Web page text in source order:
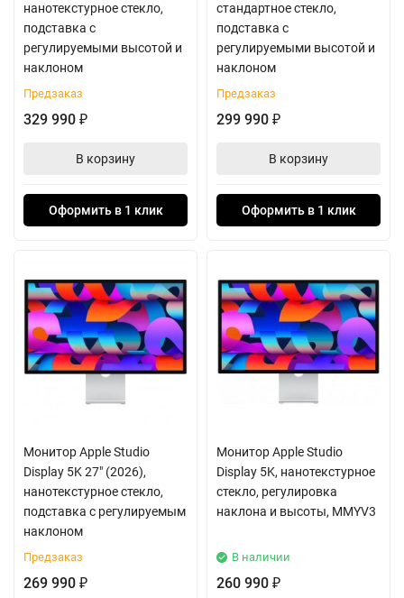
нанотекстурное стекло,
подставка с
регулируемыми высотой и
наклоном
Предзаказ
329 990 ₽
В корзину
Оформить в 1 клик
стандартное стекло,
подставка с
регулируемыми высотой и
наклоном
Предзаказ
299 990 ₽
В корзину
Оформить в 1 клик
Монитор Apple Studio
Display 5K 27" (2026),
нанотекстурное стекло,
подставка с регулируемым
наклоном
Предзаказ
269 990 ₽
Монитор Apple Studio
Display 5K, нанотекстурное
стекло, регулировка
наклона и высоты, MMYV3
В наличии
260 990 ₽